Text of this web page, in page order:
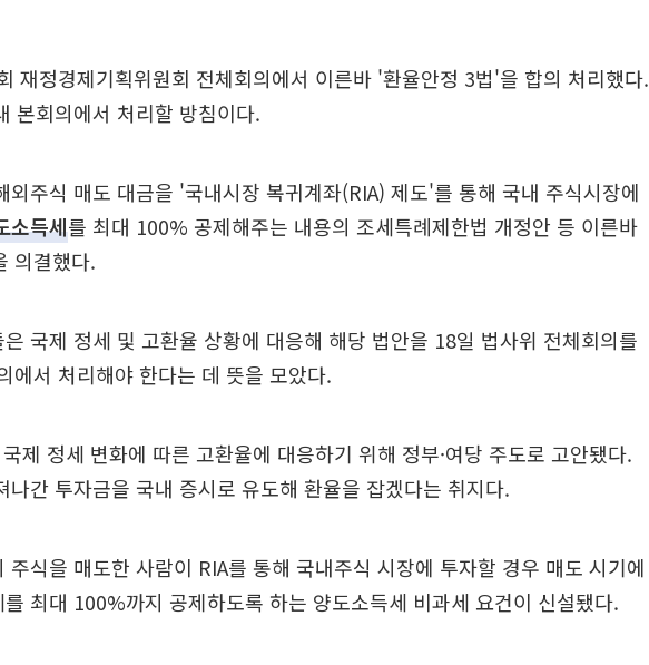
재정경제기획위원회 전체회의에서 이른바 '환율안정 3법'을 합의 처리했다.
본회의에서 처리할 방침이다.
외주식 매도 대금을 '국내시장 복귀계좌(RIA) 제도'를 통해 국내 주식시장에
소득세를 최대 100% 공제해주는 내용의 조세특례제한법 개정안 등 이른바
의결했다.
국제 정세 및 고환율 상황에 대응해 해당 법안을 18일 법사위 전체회의를
에서 처리해야 한다는 데 뜻을 모았다.
제 정세 변화에 따른 고환율에 대응하기 위해 정부·여당 주도로 고안됐다.
나간 투자금을 국내 증시로 유도해 환율을 잡겠다는 취지다.
주식을 매도한 사람이 RIA를 통해 국내주식 시장에 투자할 경우 매도 시기에
최대 100%까지 공제하도록 하는 양도소득세 비과세 요건이 신설됐다.